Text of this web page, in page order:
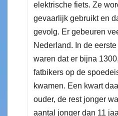
elektrische fiets. Ze
gevaarlijk gebruikt en
gevolg. Er gebeuren
Nederland. In de
waren dat er bijna
fatbikers op de
kwamen. Een kwart
ouder, de rest jonger
aantal jonger dan 11